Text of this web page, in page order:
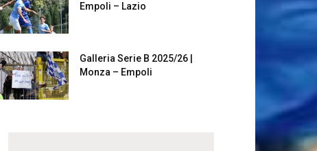
Empoli – Lazio
Galleria Serie B 2025/26 |
Monza – Empoli